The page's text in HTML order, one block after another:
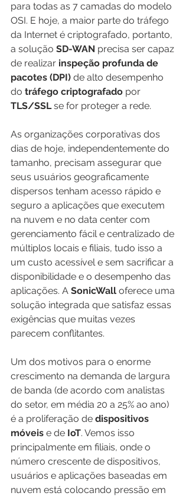
para todas as 7 camadas do modelo
OSI. E hoje, a maior parte do tráfego
da Internet é criptografado, portanto,
a solução SD-WAN precisa ser capaz
de realizar inspeção profunda de
pacotes (DPI) de alto desempenho
do tráfego criptografado por
TLS/SSL se for proteger a rede.
As organizações corporativas dos
dias de hoje, independentemente do
tamanho, precisam assegurar que
seus usuários geograficamente
dispersos tenham acesso rápido e
seguro a aplicações que executem
na nuvem e no data center com
gerenciamento fácil e centralizado de
múltiplos locais e filiais, tudo isso a
um custo acessível e sem sacrificar a
disponibilidade e o desempenho das
aplicações. A SonicWall oferece uma
solução integrada que satisfaz essas
exigências que muitas vezes
parecem conflitantes.
Um dos motivos para o enorme
crescimento na demanda de largura
de banda (de acordo com analistas
do setor, em média 20 a 25% ao ano)
é a proliferação de dispositivos
móveis e de IoT. Vemos isso
principalmente em filiais, onde o
número crescente de dispositivos,
usuários e aplicações baseadas em
nuvem está colocando pressão em